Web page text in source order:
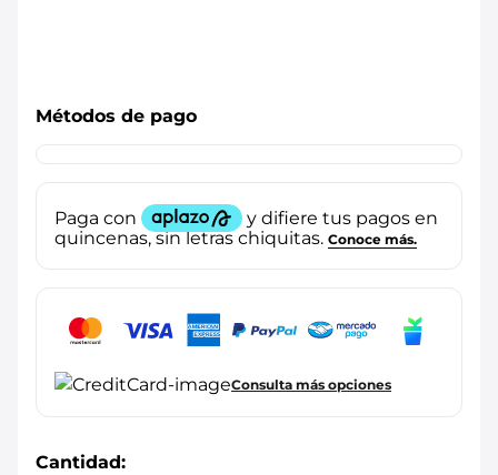
Métodos de pago
Consulta más opciones
Cantidad: